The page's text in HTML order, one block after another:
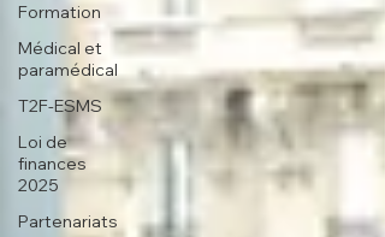
Formation
Médical et
paramédical
T2F-ESMS
Loi de
finances
2025
Partenariats